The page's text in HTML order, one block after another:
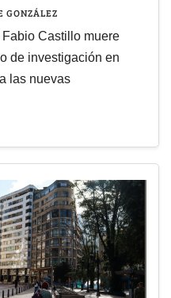
GONZÁLEZ
Castillo muere
de investigación en
las nuevas